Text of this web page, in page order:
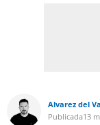
Alvarez del
Publicada13